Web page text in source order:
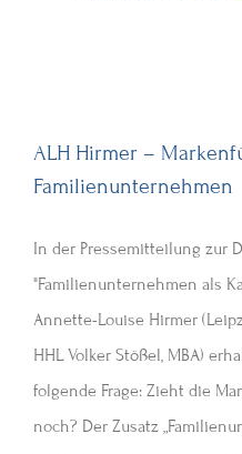
ALH Hirmer –
Familienunternehmen
In der Pressemitteilung zur
"Familienunternehmen als
Annette-Louise Hirmer
HHL Volker Stößel, MBA)
folgende Frage: Zieht die
noch? Der Zusatz